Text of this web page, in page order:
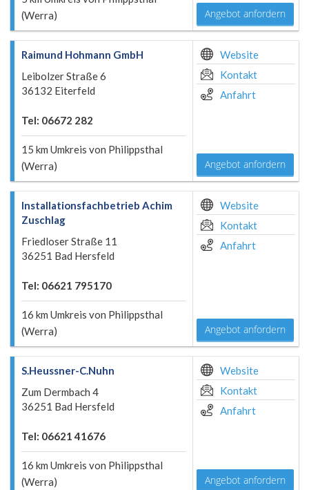
(Werra)
Angebot anfordern
Raimund Hohmann GmbH
Leibolzer Straße 6
36132 Eiterfeld
Tel: 06672 282
15 km Umkreis von Philippsthal
(Werra)
Website
Kontakt
Anfahrt
Angebot anfordern
Installationsfachbetrieb Achim
Zuschlag
Friedloser Straße 11
36251 Bad Hersfeld
Tel: 06621 795170
16 km Umkreis von Philippsthal
(Werra)
Website
Kontakt
Anfahrt
Angebot anfordern
S.Heussner-C.Nuhn
Zum Dermbach 4
36251 Bad Hersfeld
Tel: 06621 41676
16 km Umkreis von Philippsthal
(Werra)
Website
Kontakt
Anfahrt
Angebot anfordern